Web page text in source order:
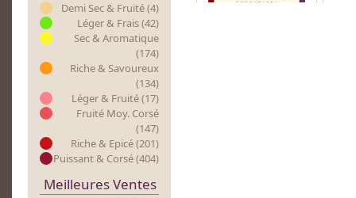
Demi Sec & Fruité (4)
Léger & Frais (42)
Sec & Aromatique
(174)
Riche & Savoureux
(134)
Léger & Fruité (17)
Fruité Moy. Corsé
(147)
Riche & Epicé (201)
Puissant & Corsé (404)
Meilleures Ventes